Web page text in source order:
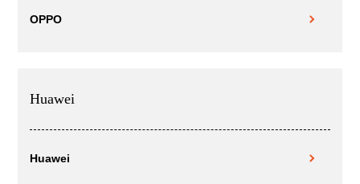
OPPO
Huawei
Huawei